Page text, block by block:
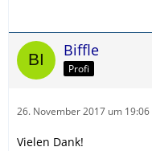
Biffle
Profi
26. November 2017 um 19:06
Vielen Dank!